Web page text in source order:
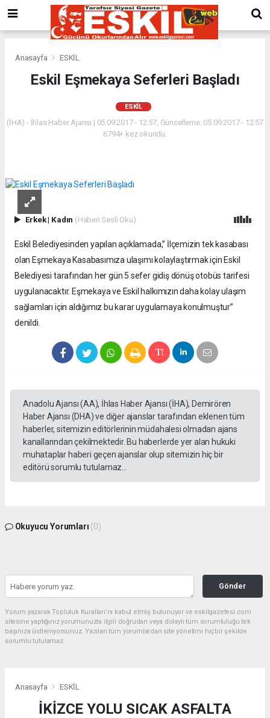
Anasayfa ESKİL
Eskil Eşmekaya Seferleri Başladı
ESKİL
(İHA) - İhlas Haber Ajansı | 05.09.2017 - 12:57, Güncelleme: 05.09.2017 - 12:57
6794+ kez okundu.
Erkek| Kadın (Haberi Sesli Oku)
Eskil Belediyesinden yapılan açıklamada,” İlçemizin tek kasabası
olan Eşmekaya Kasabasımıza ulaşımı kolaylaştırmak için Eskil
Belediyesi tarafından her gün 5 sefer gidiş dönüş otobüs tarifesi
uygulanacaktır. Eşmekaya ve Eskil halkımızın daha kolay ulaşım
sağlamları için aldığımız bu karar uygulamaya konulmuştur”
denildi.
Anadolu Ajansı (AA), İhlas Haber Ajansı (İHA), Demirören
Haber Ajansı (DHA) ve diğer ajanslar tarafından eklenen tüm
haberler, sitemizin editörlerinin müdahalesi olmadan ajans
kanallarından çekilmektedir. Bu haberlerde yer alan hukuki
muhataplar haberi geçen ajanslar olup sitemizin hiç bir
editörü sorumlu tutulamaz...
Okuyucu Yorumları (0)
Gönder
Yorum yazarak Topluluk Kuralları’nı kabul etmiş bulunuyor ve eskilgazetesi.com
sitesine yaptığınız yorumunuzla ilgili doğrudan veya dolaylı tüm sorumluluğu tek
başınıza üstleniyorsunuz. Yazılan tüm yorumlardan site yönetimi hiçbir şekilde
sorumlu tutulamaz.
Anasayfa ESKİL
İKİZCE YOLU SICAK ASFALTA